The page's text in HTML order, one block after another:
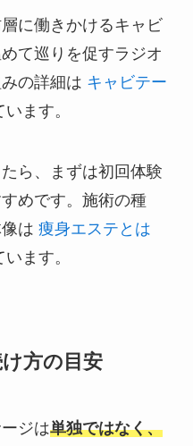
に働きかけるキャビ
て巡りを促すラジオ
の詳細は キャビテー
ます。
ら、まずは初回体験
めです。施術の種
は 痩身エステとは
ます。
方の目安
ジは単独ではなく、